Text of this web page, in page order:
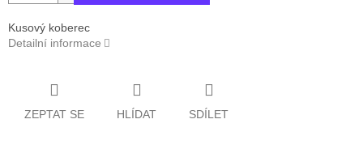
Kusový koberec
Detailní informace
ZEPTAT SE HLÍDAT SDÍLET